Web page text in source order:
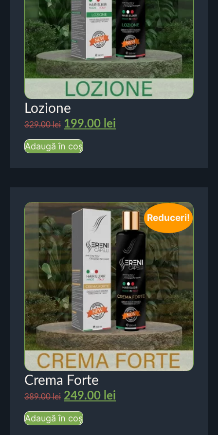
Lozione
329.00lei 199.00 lei
Adaugă în coș
Reduceri!
Crema Forte
389.00lei 249.00 lei
Adaugă în coș